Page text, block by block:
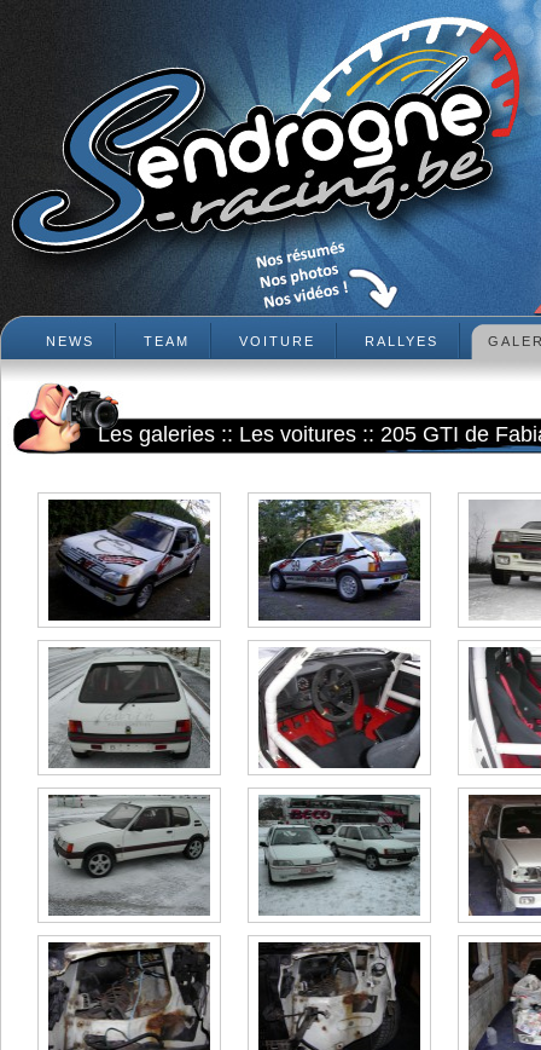
NEWS TEAM VOITURE RALLYES
Les galeries :: Les voitures :: 205 GTI de